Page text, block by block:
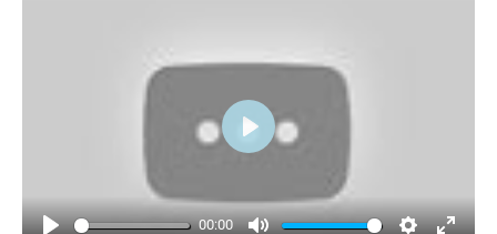
00:00
Play